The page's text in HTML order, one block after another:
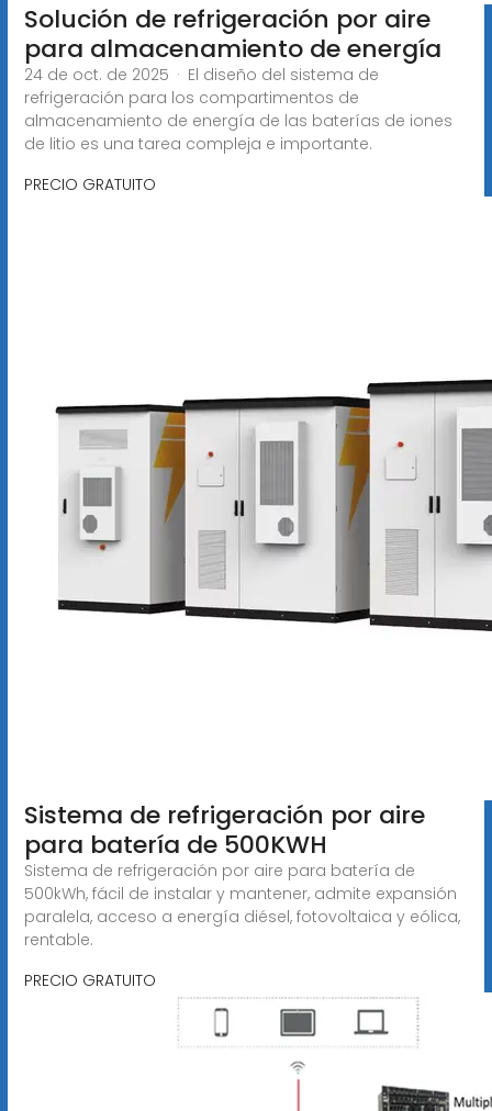
Solución de refrigeración por aire
para almacenamiento de energía
24 de oct. de 2025 · El diseño del sistema de
refrigeración para los compartimentos de
almacenamiento de energía de las baterías de iones
de litio es una tarea compleja e importante.
PRECIO GRATUITO
Sistema de refrigeración por aire
para batería de 500KWH
Sistema de refrigeración por aire para batería de
500kWh, fácil de instalar y mantener, admite expansión
paralela, acceso a energía diésel, fotovoltaica y eólica,
rentable.
PRECIO GRATUITO